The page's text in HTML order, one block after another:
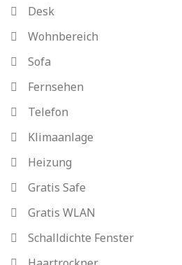
Desk
Wohnbereich
Sofa
Fernsehen
Telefon
Klimaanlage
Heizung
Gratis Safe
Gratis WLAN
Schalldichte Fenster